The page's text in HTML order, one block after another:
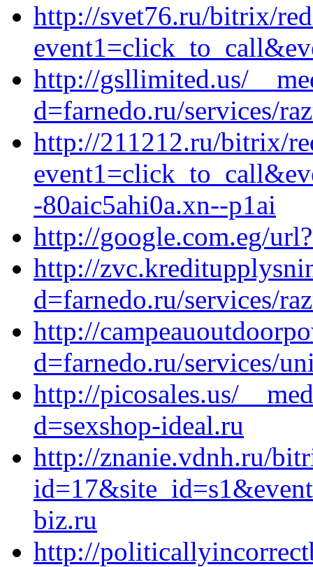
http://svet76.ru/bitrix/
http://gsllimited.us/
d=farnedo.ru/services/
http://211212.ru/bitrix/
-80aic5ahi0a.xn--p1ai
http://google.com.eg/
http://
d=farnedo.ru/services/
http://
d=farnedo.ru/services/
http://picosales.us/
d=sexshop-ideal.ru
http://znanie.vdnh.ru/
biz.ru
http://